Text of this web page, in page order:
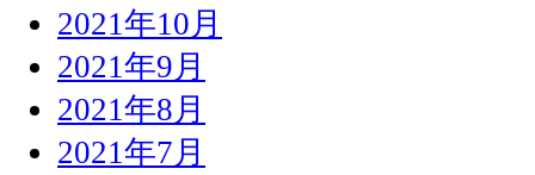
2021年10月
2021年9月
2021年8月
2021年7月